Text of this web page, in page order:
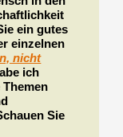
ein gutes
einzelnen
nicht
ich
Sie